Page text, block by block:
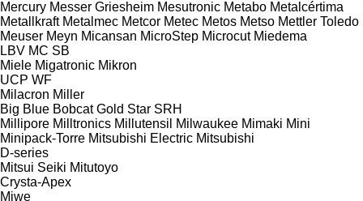
Mercury Messer Griesheim Mesutronic Metabo Metalcértima
Metallkraft Metalmec Metcor Metec Metos Metso Mettler Toledo
Meuser Meyn Micansan MicroStep Microcut Miedema
LBV MC SB
Miele Migatronic Mikron
UCP WF
Milacron Miller
Big Blue Bobcat Gold Star SRH
Millipore Milltronics Millutensil Milwaukee Mimaki Mini
Minipack-Torre Mitsubishi Electric Mitsubishi
D-series
Mitsui Seiki Mitutoyo
Crysta-Apex
Miwe